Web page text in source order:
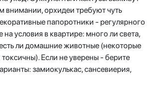
внимании, орхидеи требуют чуть
папоротники - регулярного
условия в квартире: много ли света,
ли домашние животные (некоторые
токсичны). Если не уверены - берите
замиокулькас, сансевиерия,